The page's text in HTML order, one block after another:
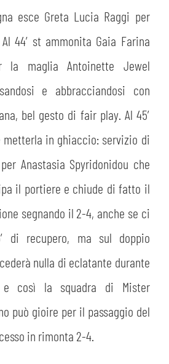
esce Greta Lucia Raggi per
44′ st ammonita Gaia Farina
la maglia Antoinette Jewel
e abbracciandosi con
bel gesto di fair play. Al 45′
in ghiaccio: servizio di
Anastasia Spyridonidou che
il portiere e chiude di fatto il
segnando il 2-4, anche se ci
di recupero, ma sul doppio
nulla di eclatante durante
e così la squadra di Mister
può gioire per il passaggio del
in rimonta 2-4.